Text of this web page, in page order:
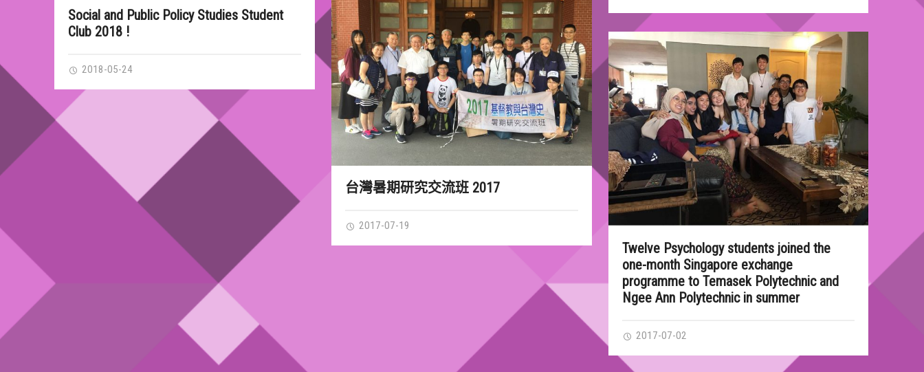
Social and Public Policy Studies Student
Club 2018 !
2018-05-24
台灣暑期研究交流班 2017
2017-07-19
Twelve Psychology students joined the
one-month Singapore exchange
programme to Temasek Polytechnic and
Ngee Ann Polytechnic in summer
2017-07-02